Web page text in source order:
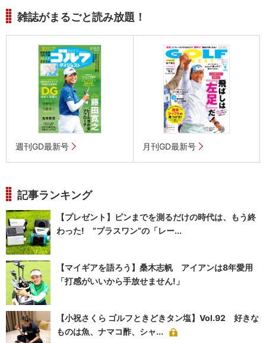
雑誌がまるごと読み放題！
週刊GD最新号 月刊GD最新号
記事ランキング
【プレゼント】ピンまでを測るだけの時代は、もう終
わった! “プラスワン”の「レー...
【マイギアを語ろう】桑木志帆 アイアンは8年愛用
「打感がいいから手放せません!」
【小祝さくら ゴルフときどきタン塩】Vol.92 好きな
ものは魚、ナマコ酢、シャ...